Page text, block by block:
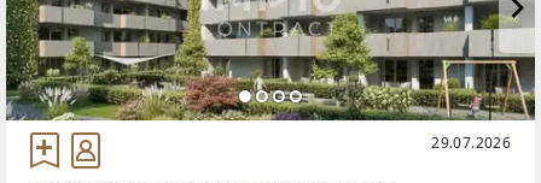
29.07.2026